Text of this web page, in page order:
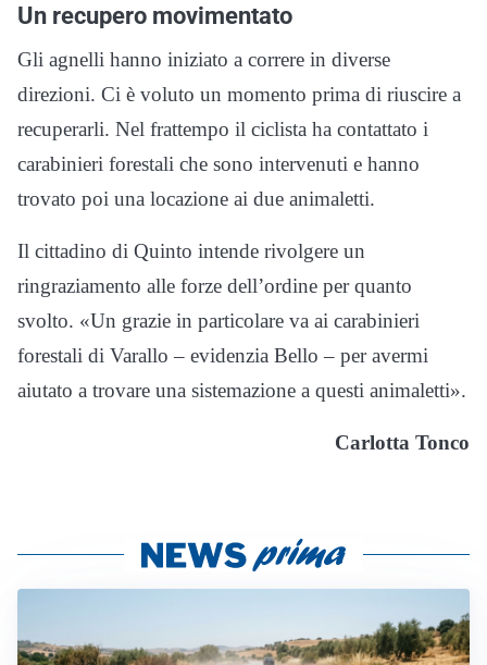
Un recupero movimentato
Gli agnelli hanno iniziato a correre in diverse
direzioni. Ci è voluto un momento prima di riuscire a
recuperarli. Nel frattempo il ciclista ha contattato i
carabinieri forestali che sono intervenuti e hanno
trovato poi una locazione ai due animaletti.
Il cittadino di Quinto intende rivolgere un
ringraziamento alle forze dell’ordine per quanto
svolto. «Un grazie in particolare va ai carabinieri
forestali di Varallo – evidenzia Bello – per avermi
aiutato a trovare una sistemazione a questi animaletti».
Carlotta Tonco